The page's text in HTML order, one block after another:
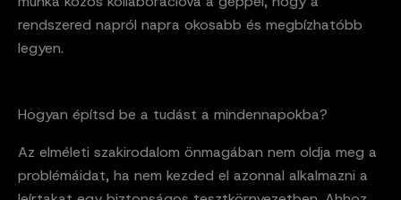
rendszered napról napra okosabb és megbízhatóbb
legyen.
Hogyan építsd be a tudást a mindennapokba?
Az elméleti szakirodalom önmagában nem oldja meg a
problémáidat, ha nem kezded el azonnal alkalmazni a